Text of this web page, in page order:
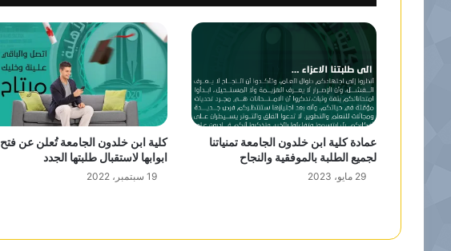
عمادة كلية ابن خلدون الجامعة تمنياتنا
لجميع الطلبة بالموفقية والنجاح
29 مايو، 2023
كلية ابن خلدون الجامعة تُعلن عن فتح
ابوابها لاستقبال طلبتها الجدد
19 سبتمبر، 2022